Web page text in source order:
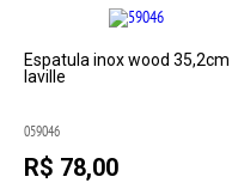
Espatula inox wood 35,2cm
laville
059046
R$ 78,00